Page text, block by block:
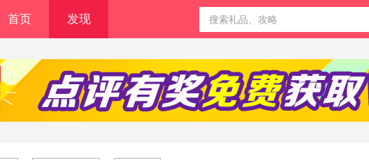
首页 发现